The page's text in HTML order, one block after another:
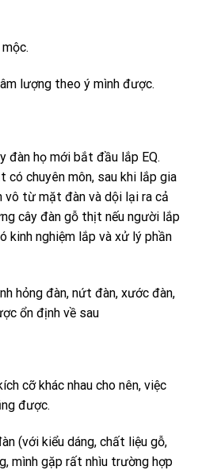
lượng theo ý mình được.
đàn họ mới bắt đầu lắp EQ.
có chuyên môn, sau khi lắp gia
vô từ mặt đàn và dội lại ra cả
cây đàn gỗ thịt nếu người lắp
kinh nghiệm lắp và xử lý phần
hỏng đàn, nứt đàn, xước đàn,
ổn định về sau
cỡ khác nhau cho nên, việc
được.
(với kiểu dáng, chất liệu gỗ,
mình gặp rất nhìu trường hợp